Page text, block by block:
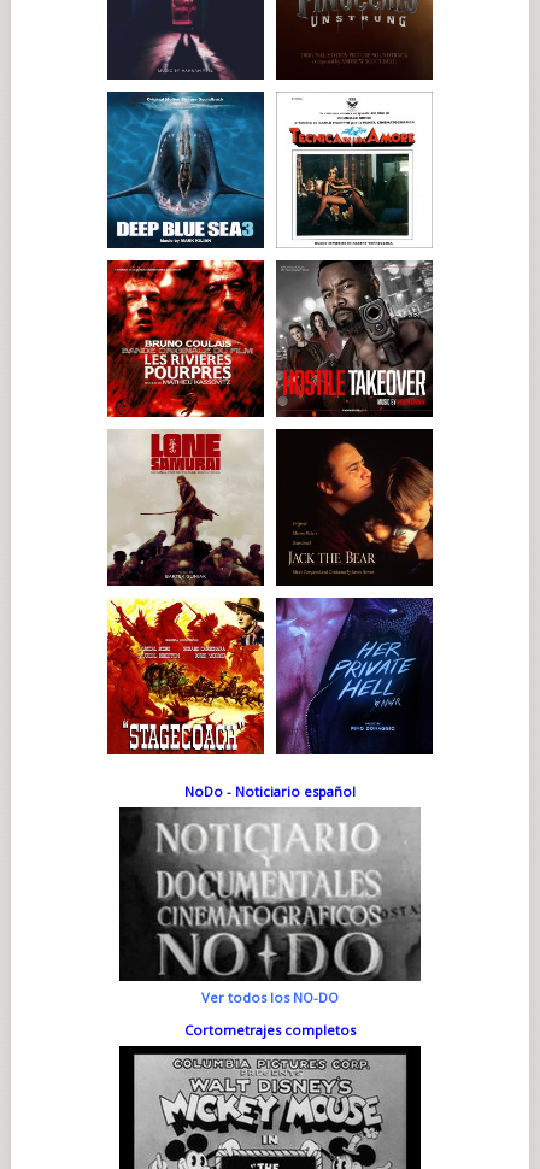
NoDo - Noticiario español
Ver todos los NO-DO
Cortometrajes completos